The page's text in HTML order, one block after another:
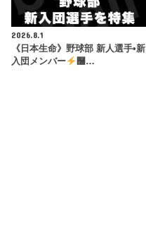
2026.8.1
《日本生命》野球部 新人選手•新
入団メンバー
࿠…